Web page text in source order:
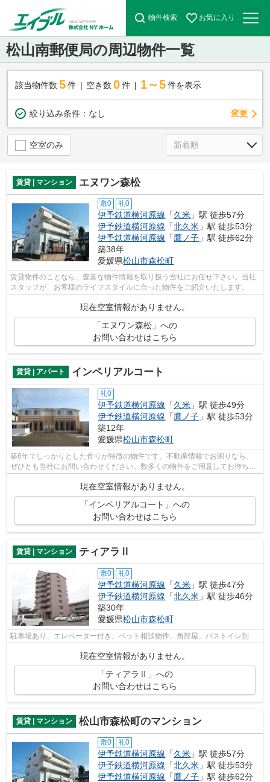
物件検索 お気に入り
松山南郵便局の周辺物件一覧
該当物件数 5件 空き数 0 件 1～5 件を表示
絞り込み条件： なし 変更
空室のみ
賃貸 | マンション エヌワン森松
敷0 礼0
伊予鉄道横河原線 「久米 」駅 徒歩57分
伊予鉄道横河原線 「北久米 」駅 徒歩53分
伊予鉄道横河原線 「鷹ノ子 」駅 徒歩62分
築38年
愛媛県松山市森松町
賃貸物件のことなら、豊富な物件情報を取り扱う当社にお任せ下さい。当社
スタッフが、お客様のライフスタイルに合った物件をご紹介いたします。
現在空室情報がありません。
「エヌワン森松」への
お問い合わせはこちら
賃貸 | アパート インペリアルコート
礼0
伊予鉄道横河原線 「久米 」駅 徒歩49分
伊予鉄道横河原線 「鷹ノ子 」駅 徒歩53分
築12年
愛媛県松山市森松町
築6年でしっかりとした作りが特徴の物件です。不動産情報でお困りなら、
ぜひとも当社にお問い合わせください。数多くの物件をご用意してお待ちし
現在空室情報がありません。
「インペリアルコート」への
お問い合わせはこちら
賃貸 | マンション ティアラⅡ
敷0 礼0
伊予鉄道横河原線 「久米 」駅 徒歩47分
伊予鉄道横河原線 「北久米 」駅 徒歩46分
築30年
愛媛県松山市森松町
駐車場あり、エレベーター付き、ペット相談物件、角部屋、バストイレ別
現在空室情報がありません。
「ティアラⅡ」への
お問い合わせはこちら
賃貸 | マンション 松山市森松町のマンション
敷0 礼0
伊予鉄道横河原線 「久米 」駅 徒歩57分
伊予鉄道横河原線 「北久米 」駅 徒歩53分
伊予鉄道横河原線 「鷹ノ子 」駅 徒歩62分